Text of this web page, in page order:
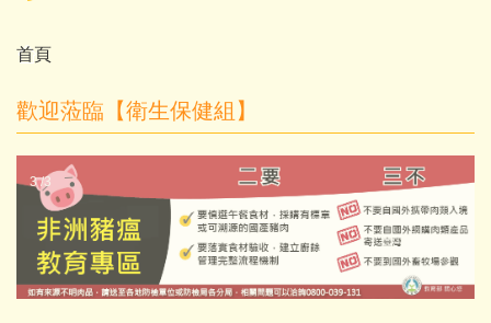
首頁
歡迎蒞臨【衛生保健組】
3 /3